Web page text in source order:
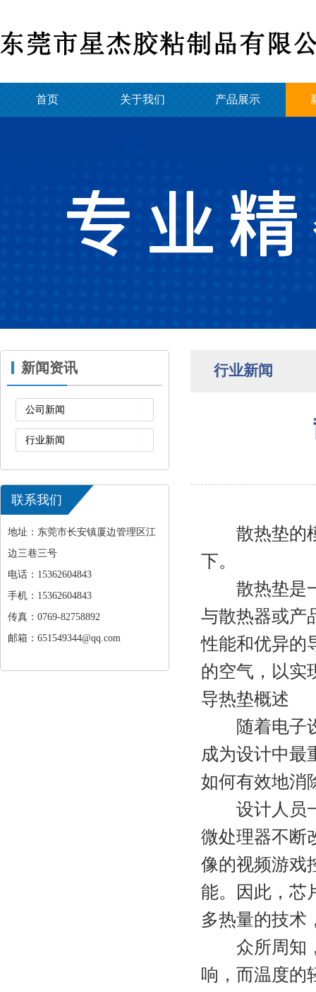
首页 关于我们 产品展示
新闻资讯
公司新闻
行业新闻
联系我们
地址：东莞市长安镇厦边管理区江
边三巷三号
电话：15362604843
手机：15362604843
传真：0769-82758892
邮箱：651549344@qq.com
行业新闻
散热垫的模
下。
散热垫是一
与散热器或产
性能和优异的
的空气，以实
导热垫概述
随着电子设
成为设计中最
如何有效地消
设计人员一
微处理器不断
像的视频游戏
能。因此，芯
多热量的技术
众所周知，
响，而温度的